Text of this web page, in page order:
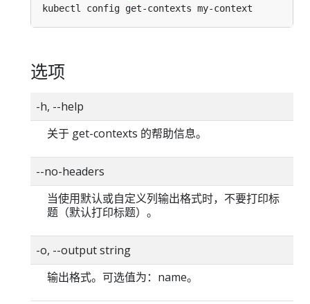
选项
-h, --help
关于 get-contexts 的帮助信息。
--no-headers
当使用默认或自定义列输出格式时，不要打印标
题（默认打印标题）。
-o, --output string
输出格式。可选值为：name。